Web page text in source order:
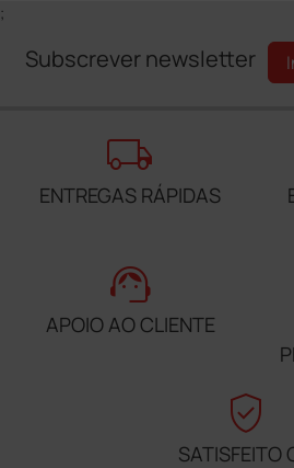
;
Subscrever newsletter
local_shipping
ENTREGAS RÁPIDAS
support_agent
APOIO AO CLIENTE
verified_user
SATISFEITO